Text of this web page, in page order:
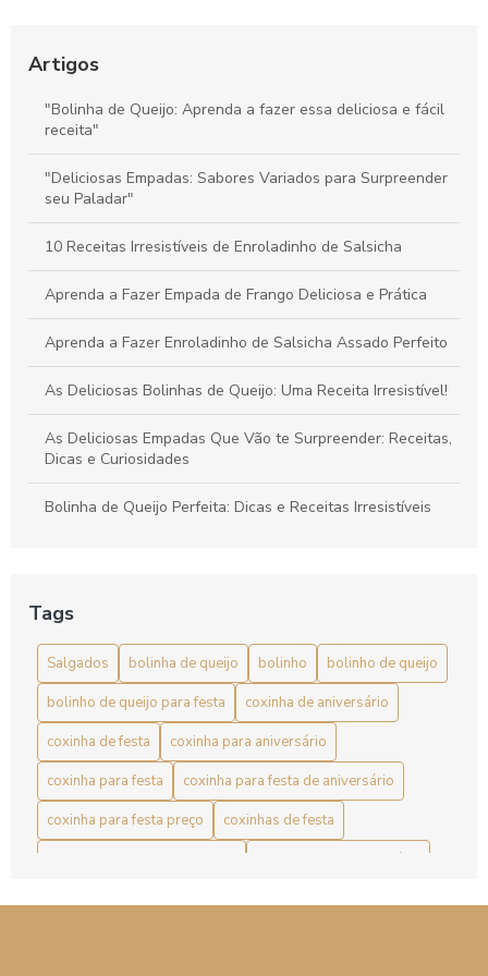
Coxinhas de Frango para Festa: Delícias que Encantam Seus
Convidados
Artigos
"Bolinha de Queijo: Aprenda a fazer essa deliciosa e fácil
receita"
"Deliciosas Empadas: Sabores Variados para Surpreender
seu Paladar"
10 Receitas Irresistíveis de Enroladinho de Salsicha
Aprenda a Fazer Empada de Frango Deliciosa e Prática
Aprenda a Fazer Enroladinho de Salsicha Assado Perfeito
As Deliciosas Bolinhas de Queijo: Uma Receita Irresistível!
As Deliciosas Empadas Que Vão te Surpreender: Receitas,
Dicas e Curiosidades
Bolinha de Queijo Perfeita: Dicas e Receitas Irresistíveis
Bolinha de Queijo: Aprenda a Fazer Essa Delícia de Forma
Simples
Bolinha de Queijo: Delícia Crocante e Cremosa
Bolinha de Queijo: Receita Fácil e Deliciosa
Bolinha de Queijo: Receita Irresistível para Petiscos
Perfeitos
Bolinho de Queijo Caseiro: Aprenda a Fazer o Melhor
Tags
Salgados bolinha de queijo bolinho
bolinho de queijo
bolinho de queijo para festa
coxinha de aniversário
coxinha de festa
coxinha para aniversário
coxinha para festa
coxinha para festa de aniversário
coxinha para festa preço
coxinhas de festa
coxinhas para aniversário